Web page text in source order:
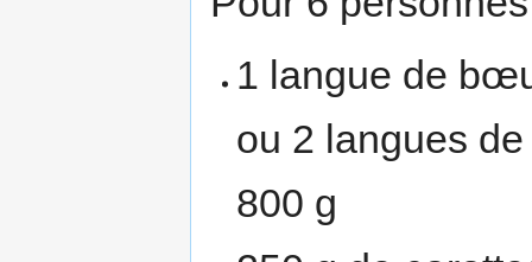
1 langue de
ou 2 langues
800 g